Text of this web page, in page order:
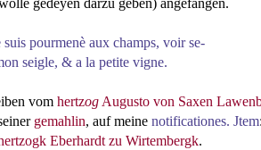
gedeyen darzu geben) angefangen.
suis pourmenè aux champs, voirse-
seigle, & a la petite vigne.
vom hertzog Augusto von Saxen
gemahlin, auf meine notificationes. Jtem:
Eberhardt zu Wirtembergk.